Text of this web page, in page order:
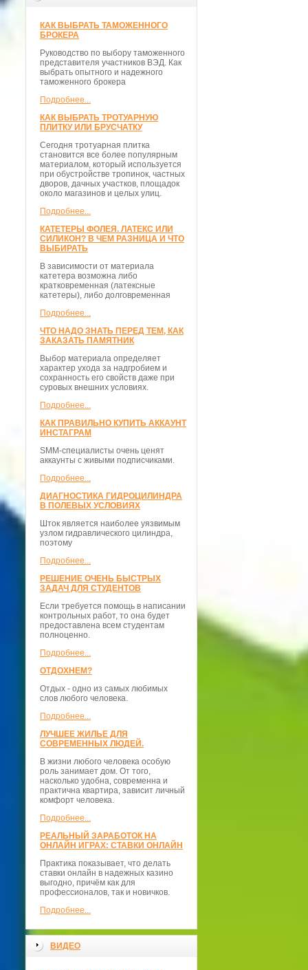
КАК ВЫБРАТЬ ТАМОЖЕННОГО
БРОКЕРА
Руководство по выбору таможенного
представителя участников ВЭД. Как
выбрать опытного и надежного
таможенного брокера
Подробнее...
КАК ВЫБРАТЬ ТРОТУАРНУЮ
ПЛИТКУ ИЛИ БРУСЧАТКУ
Сегодня тротуарная плитка
становится все более популярным
материалом, который используется
при обустройстве тропинок, частных
дворов, дачных участков, площадок
около магазинов и целых улиц.
Подробнее...
КАТЕТЕРЫ ФОЛЕЯ. ЛАТЕКС ИЛИ
СИЛИКОН? В ЧЕМ РАЗНИЦА И ЧТО
ВЫБИРАТЬ
В зависимости от материала
катетера возможна либо
кратковременная (латексные
катетеры), либо долговременная
Подробнее...
ЧТО НАДО ЗНАТЬ ПЕРЕД ТЕМ, КАК
ЗАКАЗАТЬ ПАМЯТНИК
Выбор материала определяет
характер ухода за надгробием и
сохранность его свойств даже при
суровых внешних условиях.
Подробнее...
КАК ПРАВИЛЬНО КУПИТЬ АККАУНТ
ИНСТАГРАМ
SMM-специалисты очень ценят
аккаунты с живыми подписчиками.
Подробнее...
ДИАГНОСТИКА ГИДРОЦИЛИНДРА
В ПОЛЕВЫХ УСЛОВИЯХ
Шток является наиболее уязвимым
узлом гидравлического цилиндра,
поэтому
Подробнее...
РЕШЕНИЕ ОЧЕНЬ БЫСТРЫХ
ЗАДАЧ ДЛЯ СТУДЕНТОВ
Если требуется помощь в написании
контрольных работ, то она будет
предоставлена всем студентам
полноценно.
Подробнее...
ОТДОХНЕМ?
Отдых - одно из самых любимых
слов любого человека.
Подробнее...
ЛУЧШЕЕ ЖИЛЬЕ ДЛЯ
СОВРЕМЕННЫХ ЛЮДЕЙ.
В жизни любого человека особую
роль занимает дом. От того,
насколько удобна, современна и
практична квартира, зависит личный
комфорт человека.
Подробнее...
РЕАЛЬНЫЙ ЗАРАБОТОК НА
ОНЛАЙН ИГРАХ: СТАВКИ ОНЛАЙН
Практика показывает, что делать
ставки онлайн в надежных казино
выгодно, причём как для
профессионалов, так и новичков.
Подробнее...
ВИДЕО